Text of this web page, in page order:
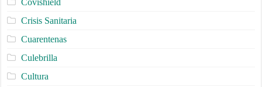
Covishield
Crisis Sanitaria
Cuarentenas
Culebrilla
Cultura